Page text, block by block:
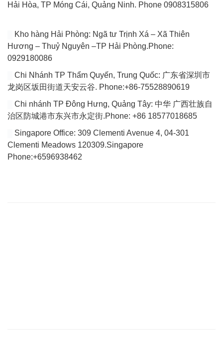
Hải Hòa, TP Móng Cái, Quảng Ninh. Phone 0908315806
Kho hàng Hải Phòng: Ngã tư Trịnh Xá – Xã Thiên
Hương – Thuỷ Nguyên –TP Hải Phòng.Phone:
0929180086
Chi Nhánh TP Thẩm Quyến, Trung Quốc: 广东省深圳市
龙岗区坂田街道天安云谷. Phone:+86-75528890619
Chi nhánh TP Đông Hưng, Quảng Tây: 中华 广西壮族自
治区防城港市东兴市永定街.Phone: +86 18577018685
Singapore Office: 309 Clementi Avenue 4, 04-301
Clementi Meadows 120309.Singapore
Phone:+6596938462